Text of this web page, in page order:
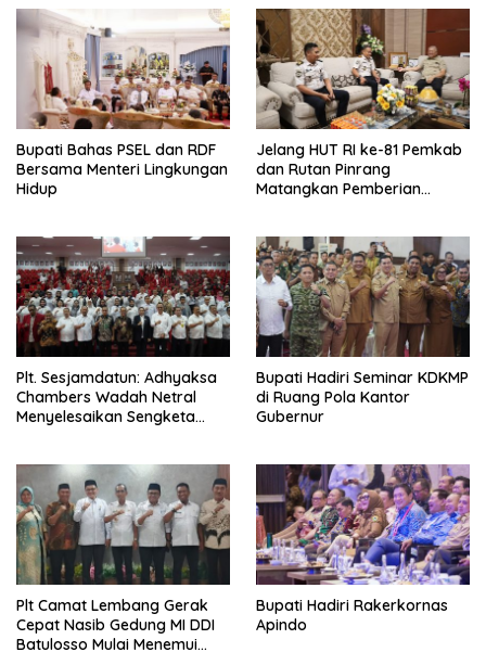
Bupati Bahas PSEL dan RDF
Bersama Menteri Lingkungan
Hidup
Jelang HUT RI ke-81 Pemkab
dan Rutan Pinrang
Matangkan Pemberian
Plt. Sesjamdatun: Adhyaksa
Chambers Wadah Netral
Menyelesaikan Sengketa
Bupati Hadiri Seminar KDKMP
di Ruang Pola Kantor
Gubernur
Plt Camat Lembang Gerak
Cepat Nasib Gedung MI DDI
Batulosso Mulai Menemui
Bupati Hadiri Rakerkornas
Apindo